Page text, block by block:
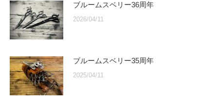
ブルームスベリー36周年
2026/04/11
ブルームスベリー35周年
2025/04/11